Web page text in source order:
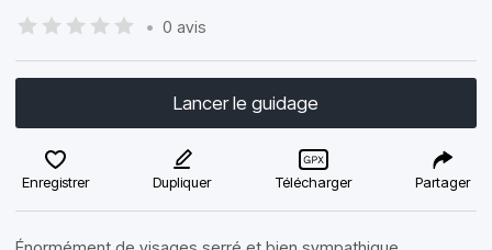
• 0 avis
Lancer le guidage
Enregistrer Dupliquer Télécharger Partager